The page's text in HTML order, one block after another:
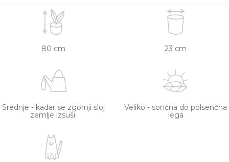
80 cm 23 cm
Srednje - kadar se zgornji sloj
zemlje izsuši.
Veliko - sončna do polsenčna
lega